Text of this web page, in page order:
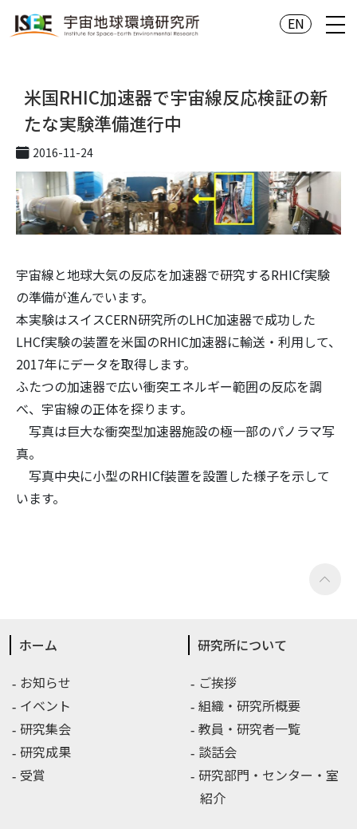
EN
米国RHIC加速器で宇宙線反応検証の新
たな実験準備進行中
2016-11-24
宇宙線と地球大気の反応を加速器で研究するRHICf実験
の準備が進んでいます。
本実験はスイスCERN研究所のLHC加速器で成功した
LHCf実験の装置を米国のRHIC加速器に輸送・利用して、
2017年にデータを取得します。
ふたつの加速器で広い衝突エネルギー範囲の反応を調
べ、宇宙線の正体を探ります。
写真は巨大な衝突型加速器施設の極一部のパノラマ写
真。
写真中央に小型のRHICf装置を設置した様子を示して
います。
ホーム
お知らせ
イベント
研究集会
研究成果
受賞
研究所について
ご挨拶
組織・研究所概要
教員・研究者一覧
談話会
研究部門・センター・室
紹介